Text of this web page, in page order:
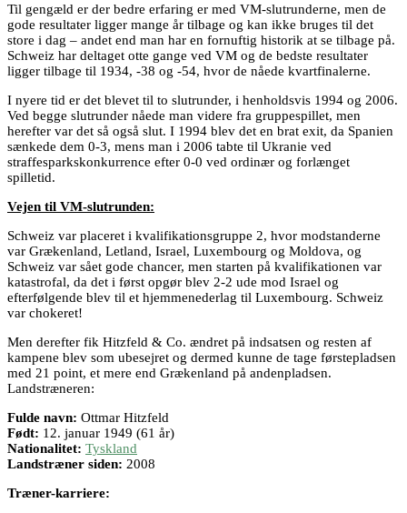
Til gengæld er der bedre erfaring er med VM-slutrunderne, men de
gode resultater ligger mange år tilbage og kan ikke bruges til det
store i dag – andet end man har en fornuftig historik at se tilbage på.
Schweiz har deltaget otte gange ved VM og de bedste resultater
ligger tilbage til 1934, -38 og -54, hvor de nåede kvartfinalerne.
I nyere tid er det blevet til to slutrunder, i henholdsvis 1994 og 2006.
Ved begge slutrunder nåede man videre fra gruppespillet, men
herefter var det så også slut. I 1994 blev det en brat exit, da Spanien
sænkede dem 0-3, mens man i 2006 tabte til Ukranie ved
straffesparkskonkurrence efter 0-0 ved ordinær og forlænget
spilletid.
Vejen til VM-slutrunden:
Schweiz var placeret i kvalifikationsgruppe 2, hvor modstanderne
var Grækenland, Letland, Israel, Luxembourg og Moldova, og
Schweiz var sået gode chancer, men starten på kvalifikationen var
katastrofal, da det i først opgør blev 2-2 ude mod Israel og
efterfølgende blev til et hjemmenederlag til Luxembourg. Schweiz
var chokeret!
Men derefter fik Hitzfeld & Co. ændret på indsatsen og resten af
kampene blev som ubesejret og dermed kunne de tage førstepladsen
med 21 point, et mere end Grækenland på andenpladsen.
Landstræneren:
Fulde navn: Ottmar Hitzfeld
Født: 12. januar 1949 (61 år)
Nationalitet: Tyskland
Landstræner siden: 2008
Træner-karriere: